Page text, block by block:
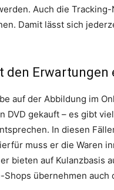
Auch die
Damit lässt sich
den Erwartungen
auf der Abbildung im
DVD gekauft – es gibt
In diesen
muss er die Waren
bieten auf Kulanzbasis
übernehmen auch